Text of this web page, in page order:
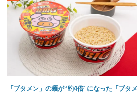
「ブタメン」の麺が“約4倍”になった「ブタメ